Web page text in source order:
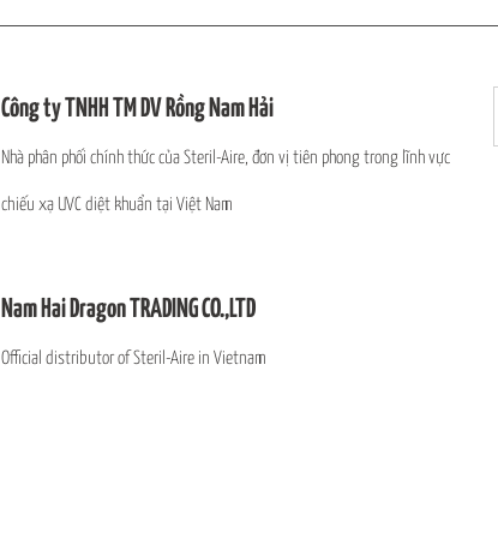
Công ty TNHH TM DV Rồng Nam Hải
Nhà phân phối chính thức của Steril-Aire, đơn vị tiên phong trong lĩnh vực
chiếu xạ UVC diệt khuẩn tại Việt Nam
Nam Hai Dragon TRADING CO.,LTD
Official distributor of Steril-Aire in Vietnam